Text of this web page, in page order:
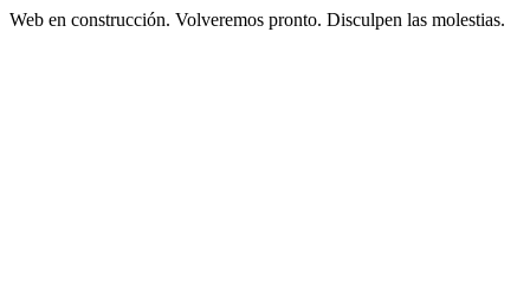
Web en construcción. Volveremos pronto. Disculpen las molestias.